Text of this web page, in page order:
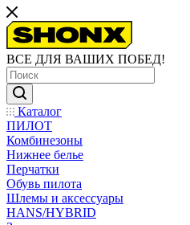
ВСЕ ДЛЯ ВАШИХ ПОБЕД!
Каталог
ПИЛОТ
Комбинезоны
Нижнее белье
Перчатки
Обувь пилота
Шлемы и аксессуары
HANS/HYBRID